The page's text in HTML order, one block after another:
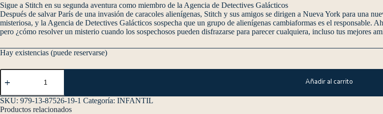
Sigue a Stitch en su segunda aventura como miembro de la Agencia de Detectives Galácticos
Después de salvar París de una invasión de caracoles alienígenas, Stitch y sus amigos se dirigen a Nueva York para una
misteriosa, y la Agencia de Detectives Galácticos sospecha que un grupo de alienígenas cambiaformas es el responsable.
pero ¿cómo resolver un misterio cuando los sospechosos pueden disfrazarse para parecer cualquiera, incluso tus mejores
Hay existencias (puede reservarse)
Añadir al carrito
SKU: 979-13-87526-19-1 Categoría: INFANTIL
Productos relacionados